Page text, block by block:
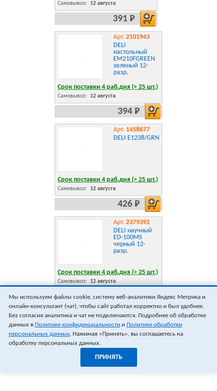
Самовывоз: 12 августа
391 Р
Арт. 2101943
DELI
настольный
EM210FGREEN
зеленый 12-
разр.
Срок поставки 4 раб.дня (> 25 шт.)
Самовывоз: 12 августа
394 Р
Арт. 1458677
DELI E1238/GRN
Срок поставки 4 раб.дня (> 25 шт.)
Самовывоз: 12 августа
426 Р
Арт. 2379392
DELI научный
ED-100MS
черный 12-
разр.
Срок поставки 4 раб.дня (> 25 шт.)
Самовывоз: 12 августа
427 Р
ПОКАЗАТЬ ЕЩЁ 18ВСЕГО 37
Мы используем файлы cookie, систему веб-аналитики Яндекс Метрика и
онлайн-консультант (чат), чтобы сайт работал корректно и был удобнее.
Без согласия аналитика и чат не подключаются. Подробнее об обработке
данных в Политике конфиденциальности и Политике обработки
персональных данных. Нажимая «Принять», вы соглашаетесь на
обработку персональных данных.
ПРИНЯТЬ